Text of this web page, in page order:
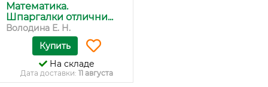
Математика.
Шпаргалки отлични...
Володина Е. Н.
Купить
На складе
Дата доставки: 11 августа